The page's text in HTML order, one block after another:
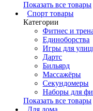
Показать все товары
Cпорт товары
Категории
Фитнес и
Единоборства
Игры для
Дартс
Бильярд
Массажёры
Секундомеры
Наборы для
Показать все товары